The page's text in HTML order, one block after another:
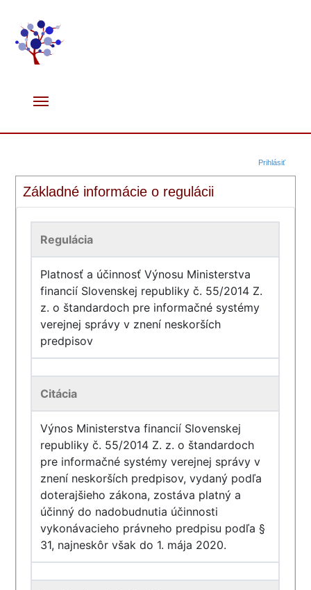
Prihlásiť
Základné informácie o regulácii
Regulácia
Platnosť a účinnosť Výnosu Ministerstva
financií Slovenskej republiky č. 55/2014 Z.
z. o štandardoch pre informačné systémy
verejnej správy v znení neskorších
predpisov
Citácia
Výnos Ministerstva financií Slovenskej
republiky č. 55/2014 Z. z. o štandardoch
pre informačné systémy verejnej správy v
znení neskorších predpisov, vydaný podľa
doterajšieho zákona, zostáva platný a
účinný do nadobudnutia účinnosti
vykonávacieho právneho predpisu podľa §
31, najneskôr však do 1. mája 2020.